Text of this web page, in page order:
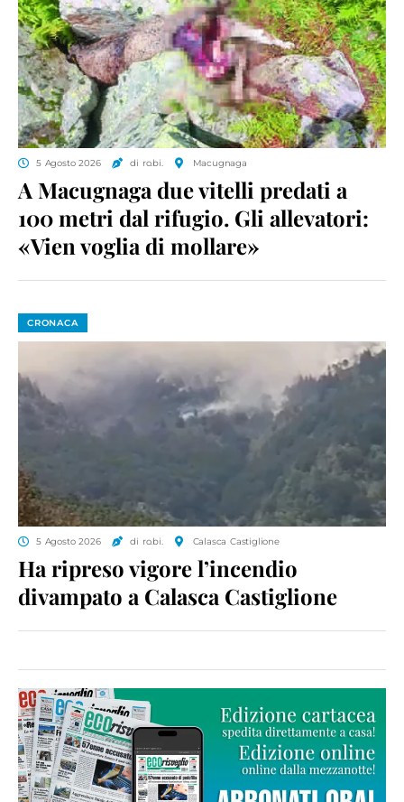
5 Agosto 2026 di ro.bi. Macugnaga
A Macugnaga due vitelli predati a
100 metri dal rifugio. Gli allevatori:
«Vien voglia di mollare»
CRONACA
5 Agosto 2026 di ro.bi. Calasca Castiglione
Ha ripreso vigore l’incendio
divampato a Calasca Castiglione